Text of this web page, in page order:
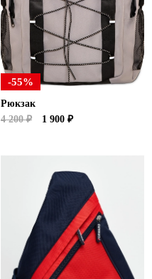
-55%
Рюкзак
4 200 ₽
1 900 ₽